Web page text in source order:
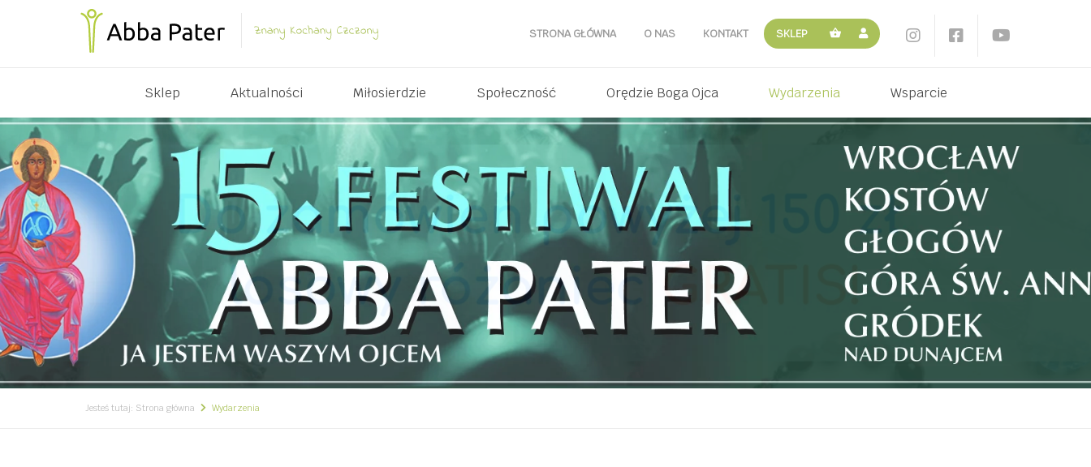
STRONA GŁÓWNA O NAS KONTAKT SKLEP
Sklep Aktualności Miłosierdzie Społeczność Orędzie Boga Ojca Wydarzenia Wsparcie
Jesteś tutaj: Strona główna Wydarzenia